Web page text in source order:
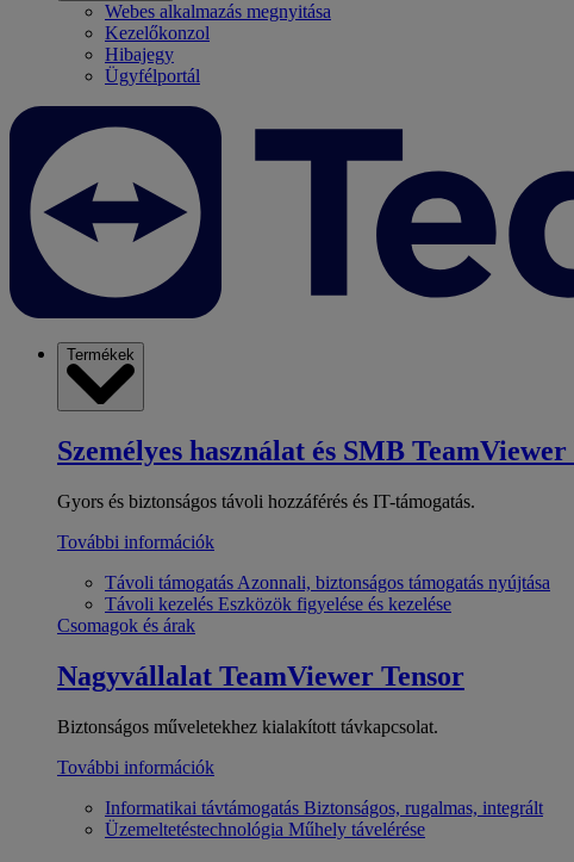
Webes alkalmazás megnyitása
Kezelőkonzol
Hibajegy
Ügyfélportál
Termékek
Személyes használat és SMB TeamViewer
Gyors és biztonságos távoli hozzáférés és IT-támogatás.
További információk
Távoli támogatás Azonnali, biztonságos támogatás nyújtása
Távoli kezelés Eszközök figyelése és kezelése
Csomagok és árak
Nagyvállalat TeamViewer Tensor
Biztonságos műveletekhez kialakított távkapcsolat.
További információk
Informatikai távtámogatás Biztonságos, rugalmas, integrált
Üzemeltetéstechnológia Műhely távelérése